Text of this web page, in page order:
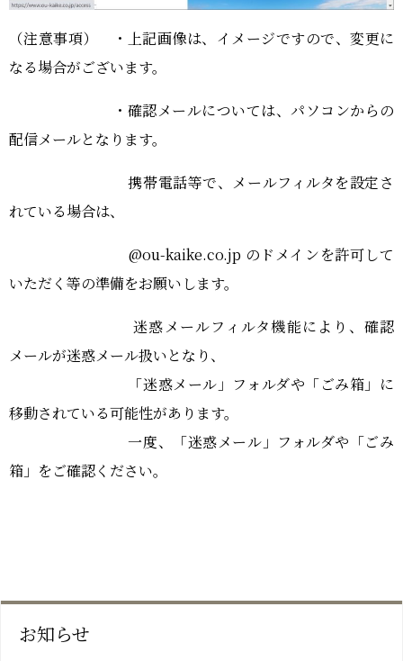
（注意事項） ・上記画像は、イメージですので、変更に
なる場合がございます。
・確認メールについては、パソコンからの
配信メールとなります。
携帯電話等で、メールフィルタを設定さ
れている場合は、
@ou-kaike.co.jp のドメインを許可して
いただく等の準備をお願いします。
迷惑メールフィルタ機能により、確認
メールが迷惑メール扱いとなり、
「迷惑メール」フォルダや「ごみ箱」に
移動されている可能性があります。
一度、「迷惑メール」フォルダや「ごみ
箱」をご確認ください。
お知らせ